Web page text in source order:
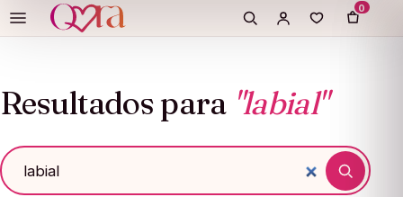
0
Resultados para "labial"